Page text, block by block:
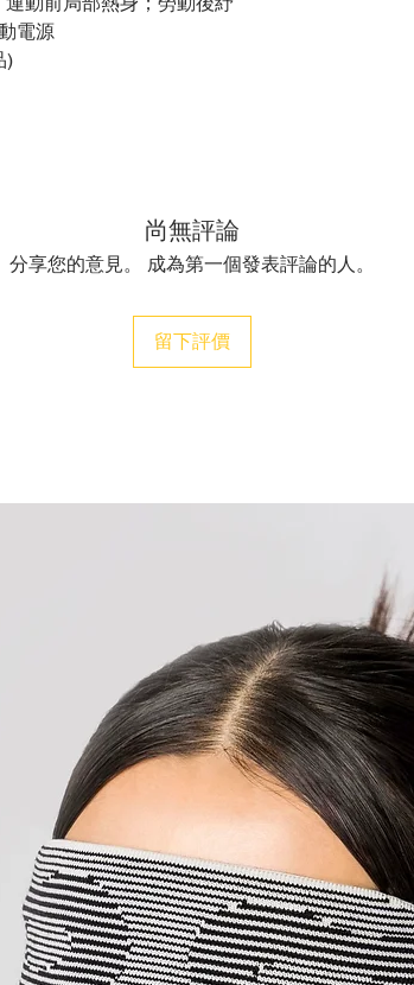
電源
)
尚無評論
分享您的意見。 成為第一個發表評論的人。
留下評價